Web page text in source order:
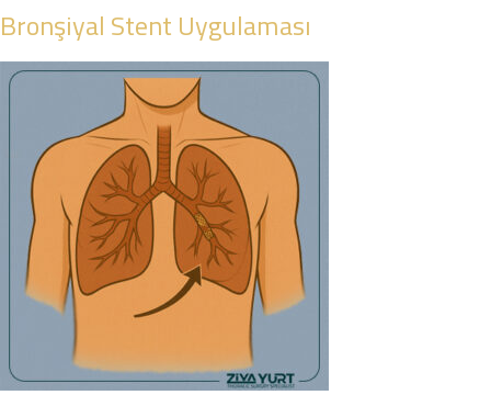
Bronşiyal Stent Uygulaması